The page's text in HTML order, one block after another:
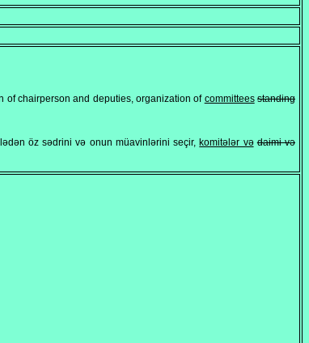
of chairperson and deputies, organization of committees standing
öz sədrini və onun müavinlərini seçir, komitələr və daimi və